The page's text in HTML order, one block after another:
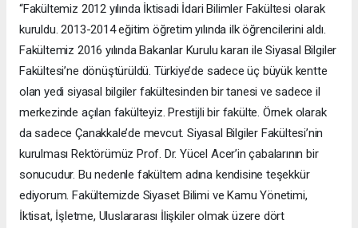
“Fakültemiz 2012 yılında İktisadi İdari Bilimler Fakültesi olarak
kuruldu. 2013-2014 eğitim öğretim yılında ilk öğrencilerini aldı.
Fakültemiz 2016 yılında Bakanlar Kurulu kararı ile Siyasal Bilgiler
Fakültesi’ne dönüştürüldü. Türkiye’de sadece üç büyük kentte
olan yedi siyasal bilgiler fakültesinden bir tanesi ve sadece il
merkezinde açılan fakülteyiz. Prestijli bir fakülte. Örnek olarak
da sadece Çanakkale’de mevcut. Siyasal Bilgiler Fakültesi’nin
kurulması Rektörümüz Prof. Dr. Yücel Acer’in çabalarının bir
sonucudur. Bu nedenle fakültem adına kendisine teşekkür
ediyorum. Fakültemizde Siyaset Bilimi ve Kamu Yönetimi,
İktisat, İşletme, Uluslararası İlişkiler olmak üzere dört